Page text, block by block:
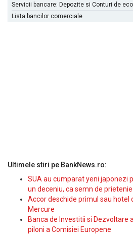
Servicii bancare: Depozite si Conturi de
Lista bancilor comerciale
Ultimele stiri pe BankNews.ro:
SUA au cumparat yeni japonezi
un deceniu, ca semn de prietenie
Accor deschide primul sau hotel
Mercure
Banca de Investitii si Dezvoltare
piloni a Comisiei Europene